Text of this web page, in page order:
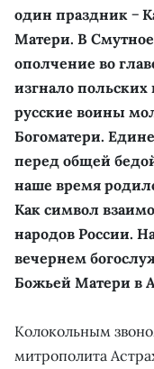
один праздник −
Матери. В
ополчение во
изгнало
русские воины
Богоматери.
перед общей
наше время
Как символ
народов России.
вечернем
Божьей Матери в
Колокольным
митрополита